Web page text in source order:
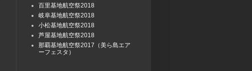
百里基地航空祭2018
岐阜基地航空祭2018
小松基地航空祭2018
芦屋基地航空祭2018
那覇基地航空祭2017（美ら島エア
ーフェスタ）